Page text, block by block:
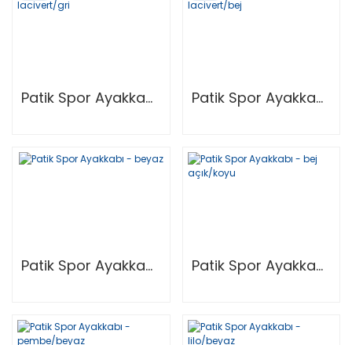
Patik Spor Ayakkabı - Lacivert/Gri Patik Spor Ayakkabı - Lacivert/Bej
Patik Spor Ayakkabı - Beyaz Patik Spor Ayakkabı - Bej Açık/Koyu